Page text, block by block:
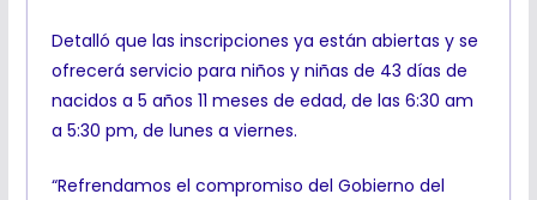
Detalló que las inscripciones ya están abiertas y se
ofrecerá servicio para niños y niñas de 43 días de
nacidos a 5 años 11 meses de edad, de las 6:30 am
a 5:30 pm, de lunes a viernes.
“Refrendamos el compromiso del Gobierno del